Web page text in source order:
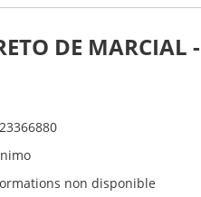
DE
non disponible